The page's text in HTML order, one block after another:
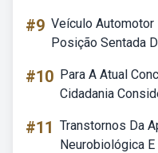
#9 Veículo Automotor
Posição Sentada
#10 Para A Atual
Cidadania
#11 Transtornos Da
Neurobiológica